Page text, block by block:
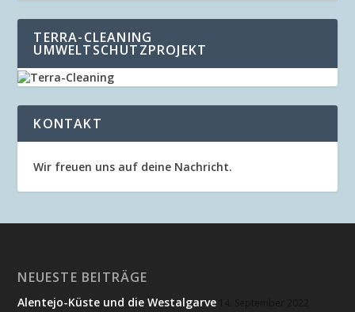
TERRA-CLEANING
UMWELTSCHUTZPROJEKT
KONTAKT
Wir freuen uns auf deine Nachricht.
NEUESTE BEITRÄGE
Alentejo-Küste und die Westalgarve